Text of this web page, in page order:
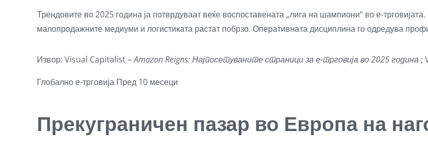
Трендовите во 2025 година ја потврдуваат веќе воспоставената „лига на шампиони“ во е-
малопродажните медиуми и логистиката растат побрзо. Оперативната дисциплина го одредува
Извор: Visual Capitalist –Amazon Reigns: Најпосетуваните страници за е-трговија во 2025 година ;
Глобалное-трговија Пред 10 месеци
Прекуграничен пазар во Европа на